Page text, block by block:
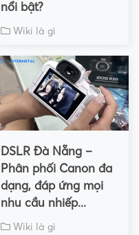
nổi bật?
Wiki là gì
DSLR Đà Nẵng –
Phân phối Canon đa
dạng, đáp ứng mọi
nhu cầu nhiếp...
Wiki là gì